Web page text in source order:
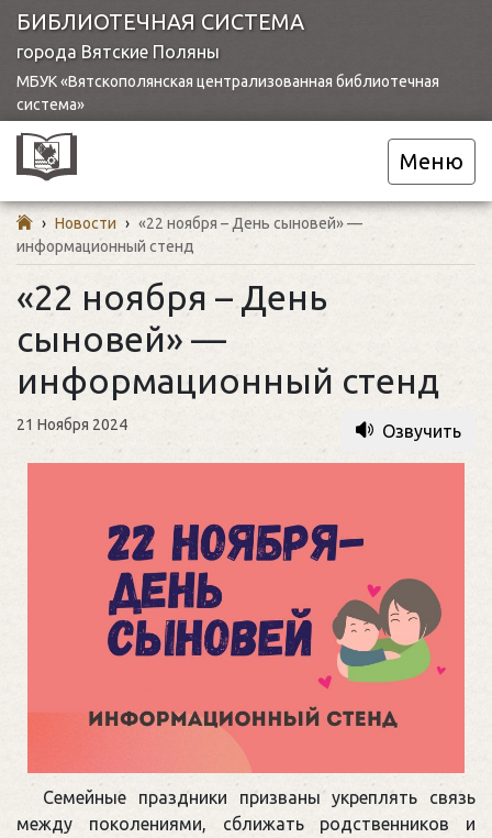
БИБЛИОТЕЧНАЯ СИСТЕМА
города Вятские Поляны
МБУК «Вятскополянская централизованная библиотечная
система»
Меню
› Новости › «22 ноября – День сыновей» —
информационный стенд
«22 ноября – День
сыновей» —
информационный стенд
21 Ноября 2024 Озвучить
Семейные праздники призваны укреплять связь
между поколениями, сближать родственников и